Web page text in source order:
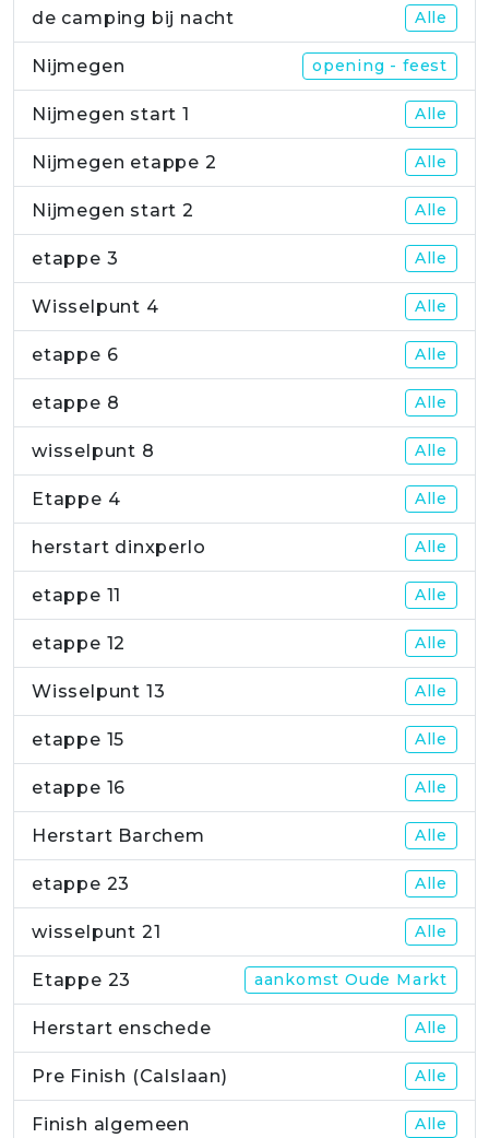
de camping bij nacht Alle
Nijmegen opening - feest
Nijmegen start 1 Alle
Nijmegen etappe 2 Alle
Nijmegen start 2 Alle
etappe 3 Alle
Wisselpunt 4 Alle
etappe 6 Alle
etappe 8 Alle
wisselpunt 8 Alle
Etappe 4 Alle
herstart dinxperlo Alle
etappe 11 Alle
etappe 12 Alle
Wisselpunt 13 Alle
etappe 15 Alle
etappe 16 Alle
Herstart Barchem Alle
etappe 23 Alle
wisselpunt 21 Alle
Etappe 23 aankomst Oude Markt
Herstart enschede Alle
Pre Finish (Calslaan) Alle
Finish algemeen Alle